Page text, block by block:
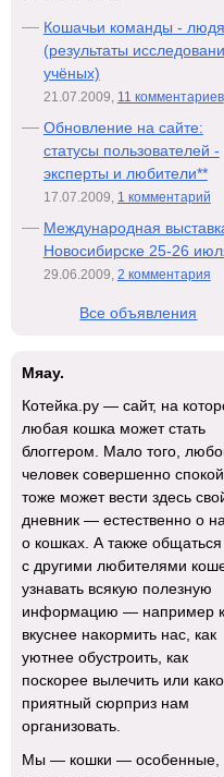
Кошачьи команды -
(результаты
учёных)
21.07.2009, 11 комментариев
Обновление на сайте:
статусы пользователей -
эксперты и любители**
17.07.2009, 1 комментарий
Международная
Новосибирске 25-26
29.06.2009, 2 комментария
Все объявления
Мяау.
Котейка.ру — сайт, на
любая кошка может стать
блоггером. Мало того,
человек совершенно
тоже может вести здесь
дневник — естественно о
о кошках. А также общаться
с другими любителями
узнавать всякую полезную
информацию — например
вкуснее накормить нас, как
уютнее обустроить, как
поскорее вылечить или
приятный сюрприз нам
организовать.
Мы — кошки — особенные,